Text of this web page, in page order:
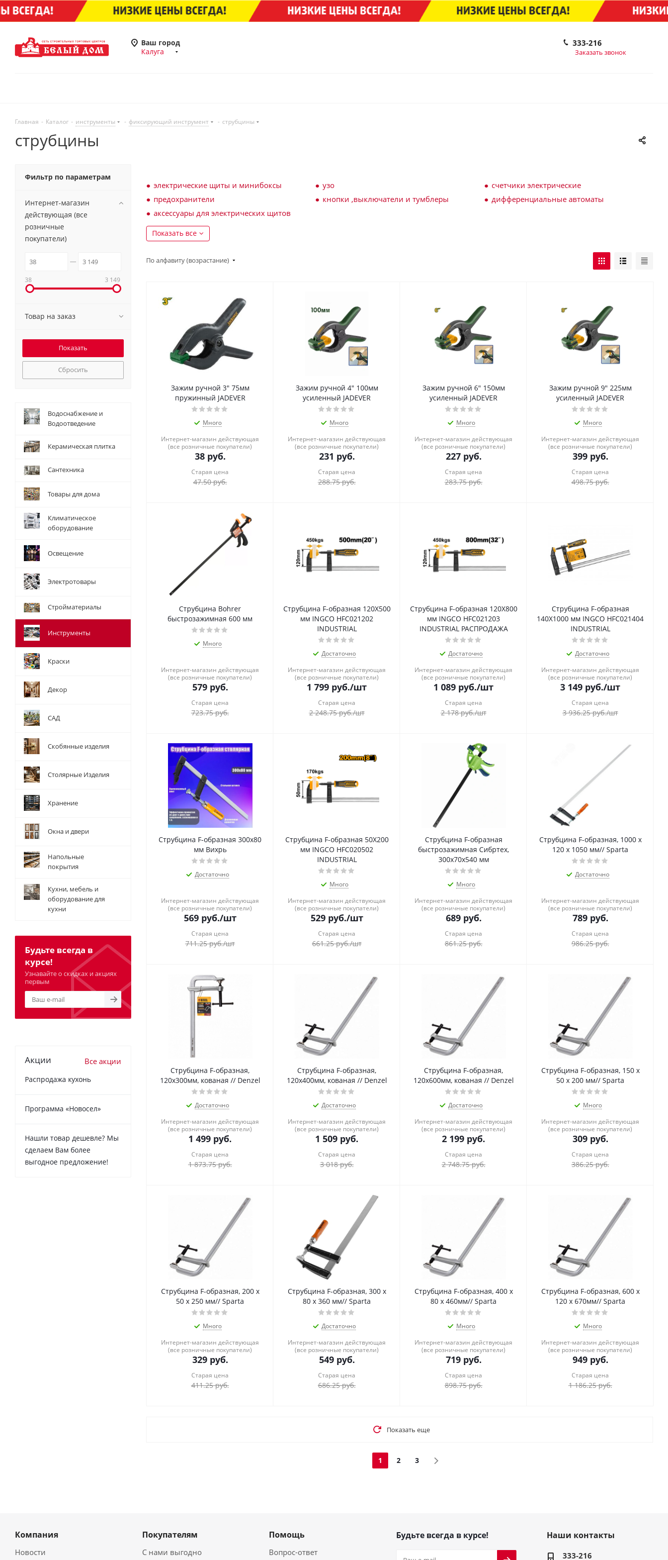
Ваш город
Калуга
333-216
Заказать звонок
Главная - Каталог - инструменты - фиксирующий инструмент - струбцины
струбцины
электрические щиты и минибоксы узо
счетчики электрические
предохранители
кнопки ,выключатели и тумблеры
дифференциальные автоматы
аксессуары для электрических щитов
Показать все
По алфавиту (возрастание)
Зажим ручной 3" 75мм
пружинный JADEVER
Много
Интернет-магазин действующая
(все розничные покупатели)
38руб.
Старая цена
47.50руб.
Зажим ручной 4" 100мм
усиленный JADEVER
Много
Интернет-магазин действующая
(все розничные покупатели)
231 руб.
Старая цена
288.75руб.
Зажим ручной 6" 150мм
усиленный JADEVER
Много
Интернет-магазин действующая
(все розничные покупатели)
227руб.
Старая цена
283.75руб.
Зажим ручной 9" 225мм
усиленный JADEVER
Много
Интернет-магазин действующая
(все розничные покупатели)
399руб.
Старая цена
498.75руб.
Струбцина Bohrer
быстрозажимная 600 мм
Много
Интернет-магазин действующая
(все розничные покупатели)
579руб.
Старая цена
723.75руб.
Струбцина F-образная 120Х500
мм INGCO HFC021202
INDUSTRIAL
Достаточно
Интернет-магазин действующая
(все розничные покупатели)
1 799 руб./шт
Старая цена
2 248.75руб./шт
Струбцина F-образная 120Х800
мм INGCO HFC021203
INDUSTRIAL РАСПРОДАЖА
Достаточно
Интернет-магазин действующая
(все розничные покупатели)
1 089 руб./шт
Старая цена
2 178руб./шт
Струбцина F-образная
140Х1000 мм INGCO HFC021404
INDUSTRIAL
Достаточно
Интернет-магазин действующая
(все розничные покупатели)
3 149 руб./шт
Старая цена
3 936.25руб./шт
Струбцина F-образная 300х80
мм Вихрь
Достаточно
Интернет-магазин действующая
(все розничные покупатели)
569руб./шт
Старая цена
711.25руб./шт
Струбцина F-образная 50Х200
мм INGCO HFC020502
INDUSTRIAL
Много
Интернет-магазин действующая
(все розничные покупатели)
529руб./шт
Старая цена
661.25руб./шт
Струбцина F-образная
быстрозажимная Сибртех,
300x70x540 мм
Много
Интернет-магазин действующая
(все розничные покупатели)
689руб.
Старая цена
861.25руб.
Струбцина F-образная, 1000 х
120 х 1050 мм// Sparta
Достаточно
Интернет-магазин действующая
(все розничные покупатели)
789руб.
Старая цена
986.25руб.
Струбцина F-образная,
120x300мм, кованая // Denzel
Достаточно
Интернет-магазин действующая
(все розничные покупатели)
1 499 руб.
Старая цена
1 873.75руб.
Струбцина F-образная,
120x400мм, кованая // Denzel
Достаточно
Интернет-магазин действующая
(все розничные покупатели)
1 509 руб.
Старая цена
3 018руб.
Струбцина F-образная,
120x600мм, кованая // Denzel
Достаточно
Интернет-магазин действующая
(все розничные покупатели)
2 199 руб.
Старая цена
2 748.75руб.
Струбцина F-образная, 150 х
50 х 200 мм// Sparta
Много
Интернет-магазин действующая
(все розничные покупатели)
309руб.
Старая цена
386.25руб.
Струбцина F-образная, 200 х
50 х 250 мм// Sparta
Много
Интернет-магазин действующая
(все розничные покупатели)
329руб.
Старая цена
411.25руб.
Струбцина F-образная, 300 х
80 х 360 мм// Sparta
Достаточно
Интернет-магазин действующая
(все розничные покупатели)
549руб.
Старая цена
686.25руб.
Струбцина F-образная, 400 х
80 х 460мм// Sparta
Много
Интернет-магазин действующая
(все розничные покупатели)
719руб.
Старая цена
898.75руб.
Струбцина F-образная, 600 х
120 х 670мм// Sparta
Много
Интернет-магазин действующая
(все розничные покупатели)
949руб.
Старая цена
1 186.25руб.
Показать еще
1 2 3
Фильтр по параметрам
Интернет-магазин
действующая (все
розничные
покупатели)
38 3 149
Товар на заказ
Сбросить
Водоснабжение и
Водоотведение
Керамическая плитка
Сантехника
Товары для дома
Климатическое
оборудование
Освещение
Электротовары
Стройматериалы
Инструменты
Краски
Декор
САД
Скобянные изделия
Столярные Изделия
Хранение
Окна и двери
Напольные
покрытия
Кухни, мебель и
оборудование для
кухни
Будьте всегда в
курсе!
Узнавайте о скидках и акциях
первым
Акции Все акции
Распродажа кухонь
Программа «Новосел»
Нашли товар дешевле? Мы
сделаем Вам более
выгодное предложение!
Компания
Новости
Покупателям
С нами выгодно
Помощь
Вопрос-ответ
Будьте всегда в курсе! Наши контакты
333-216